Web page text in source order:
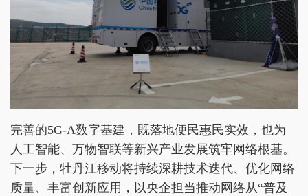
完善的5G-A数字基建，既落地便民惠民实效，也为
人工智能、万物智联等新兴产业发展筑牢网络根基。
下一步，牡丹江移动将持续深耕技术迭代、优化网络
质量、丰富创新应用，以央企担当推动网络从“普及